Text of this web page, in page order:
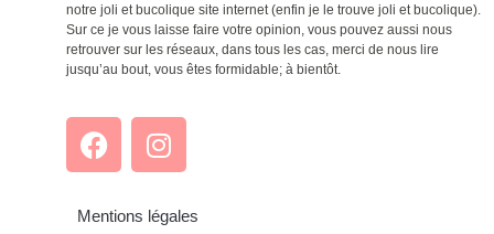
notre joli et bucolique site internet (enfin je le trouve joli et bucolique).
Sur ce je vous laisse faire votre opinion, vous pouvez aussi nous
retrouver sur les réseaux, dans tous les cas, merci de nous lire
jusqu’au bout, vous êtes formidable; à bientôt.
Mentions légales